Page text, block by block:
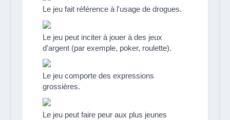
Le jeu fait référence à l'usage de drogues.
Le jeu peut inciter à jouer à des jeux
d'argent (par exemple, poker, roulette).
Le jeu comporte des expressions
grossières.
Le jeu peut faire peur aux plus jeunes